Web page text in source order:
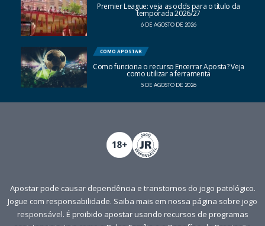
Premier League: veja as odds para o título da
temporada 2026/27
6 DE AGOSTO DE 2026
COMO APOSTAR
Como funciona o recurso Encerrar Aposta? Veja
como utilizar a ferramenta
5 DE AGOSTO DE 2026
Apostar pode causar dependência e transtornos do jogo patológico.
Jogue com responsabilidade. Saiba mais em nossa página sobre jogo
responsável. É proibido apostar usando recursos de programas